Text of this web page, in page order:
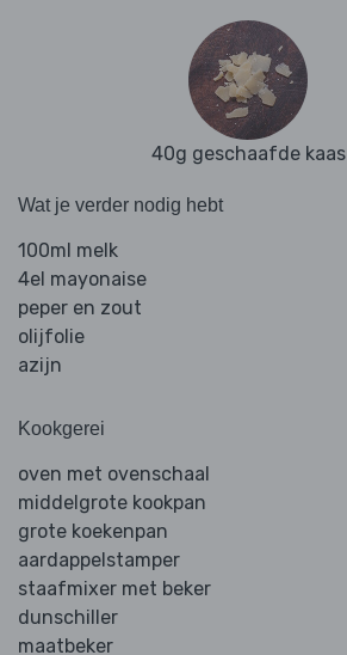
40g geschaafde kaas
Wat je verder nodig hebt
100ml melk
4el mayonaise
peper en zout
olijfolie
azijn
Kookgerei
oven met ovenschaal
middelgrote kookpan
grote koekenpan
aardappelstamper
staafmixer met beker
dunschiller
maatbeker